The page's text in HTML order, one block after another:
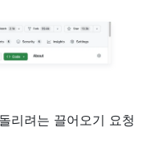
리려는 끌어오기 요청